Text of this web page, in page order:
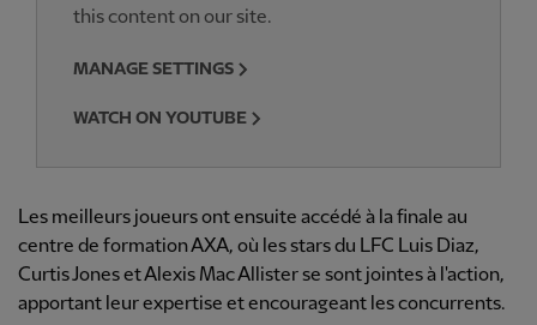
this content on our site.
MANAGE SETTINGS
WATCH ON YOUTUBE
Les meilleurs joueurs ont ensuite accédé à la finale au
centre de formation AXA, où les stars du LFC Luis Diaz,
Curtis Jones et Alexis Mac Allister se sont jointes à l'action,
apportant leur expertise et encourageant les concurrents.